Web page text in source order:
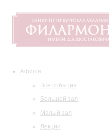
Афиша
Все события
Большой зал
Малый зал
Лекции